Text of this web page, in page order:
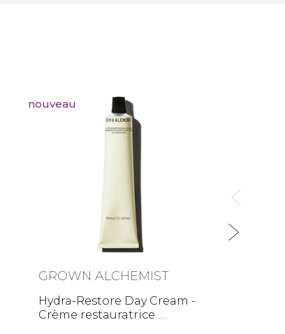
nouveau
GROWN ALCHEMIST
Hydra-Restore Day Cream -
Crème restauratrice